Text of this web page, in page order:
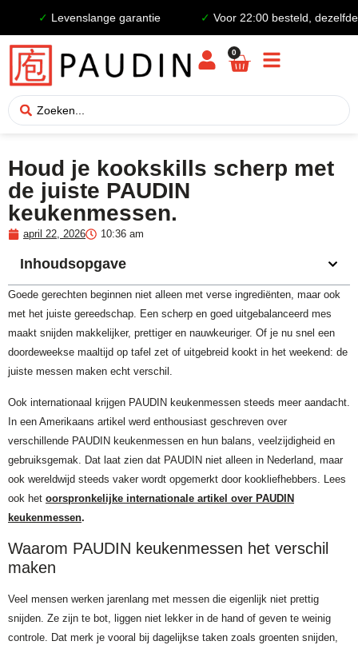
Levenslange garantie Voor 22:00 besteld, dezelfde
0
Houd je kookskills scherp met
de juiste PAUDIN
keukenmessen.
april 22, 2026 10:36 am
Inhoudsopgave
Goede gerechten beginnen niet alleen met verse ingrediënten, maar ook
met het juiste gereedschap. Een scherp en goed uitgebalanceerd mes
maakt snijden makkelijker, prettiger en nauwkeuriger. Of je nu snel een
doordeweekse maaltijd op tafel zet of uitgebreid kookt in het weekend: de
juiste messen maken echt verschil.
Ook internationaal krijgen PAUDIN keukenmessen steeds meer aandacht.
In een Amerikaans artikel werd enthousiast geschreven over
verschillende PAUDIN keukenmessen en hun balans, veelzijdigheid en
gebruiksgemak. Dat laat zien dat PAUDIN niet alleen in Nederland, maar
ook wereldwijd steeds vaker wordt opgemerkt door kookliefhebbers. Lees
ook het oorspronkelijke internationale artikel over PAUDIN
keukenmessen.
Waarom PAUDIN keukenmessen het verschil
maken
Veel mensen werken jarenlang met messen die eigenlijk niet prettig
snijden. Ze zijn te bot, liggen niet lekker in de hand of geven te weinig
controle. Dat merk je vooral bij dagelijkse taken zoals groenten snijden,